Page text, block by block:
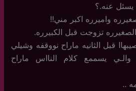
يسئل عنه.؟
واميرره اكبر مني!!
تزوجت قبل الكبيرره.
قبل الثانيه ماراح نووقفه وشيلي
والـي يسممع كلام النااس ماراح
..